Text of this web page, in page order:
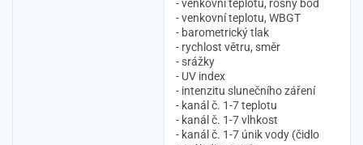
- venkovní teplotu, rosný bod
- venkovní teplotu, WBGT
- barometrický tlak
- rychlost větru, směr
- srážky
- UV index
- intenzitu slunečního záření
- kanál č. 1-7 teplotu
- kanál č. 1-7 vlhkost
- kanál č. 1-7 únik vody (čidlo